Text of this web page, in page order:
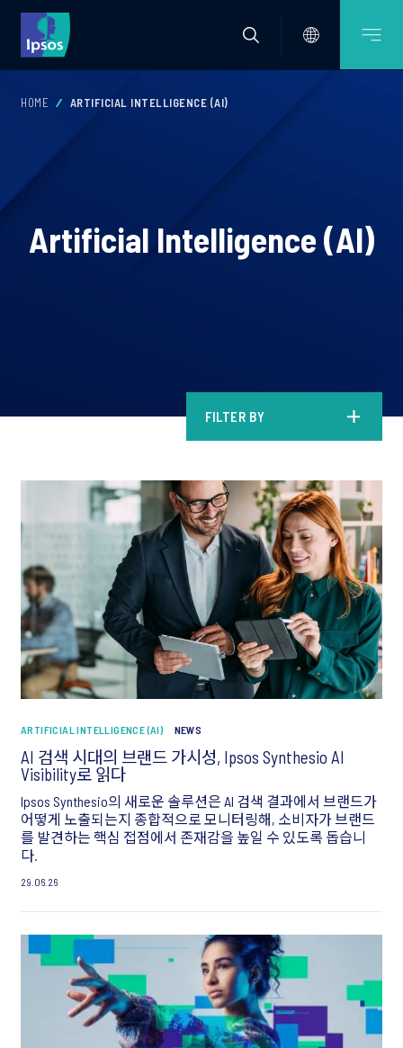
HOME ARTIFICIAL INTELLIGENCE (AI)
Artificial Intelligence (AI)
FILTER BY
ARTIFICIAL INTELLIGENCE (AI) NEWS
AI 검색 시대의 브랜드 가시성, Ipsos Synthesio AI
Visibility로 읽다
Ipsos Synthesio의 새로운 솔루션은 AI 검색 결과에서 브랜드가
어떻게 노출되는지 종합적으로 모니터링해, 소비자가 브랜드
를 발견하는 핵심 접점에서 존재감을 높일 수 있도록 돕습니
다.
29.06.26